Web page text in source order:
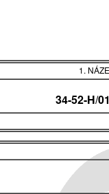
1.
34-52-H/